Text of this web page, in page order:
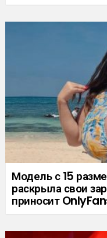
Модель с 15
раскрыла свои
приносит